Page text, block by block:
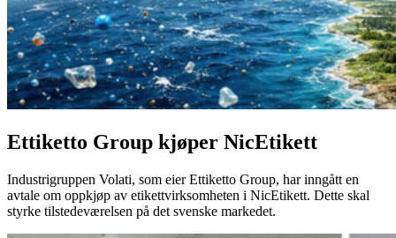
Ettiketto Group kjøper NicEtikett
Industrigruppen Volati, som eier Ettiketto Group, har inngått en
avtale om oppkjøp av etikettvirksomheten i NicEtikett. Dette skal
styrke tilstedeværelsen på det svenske markedet.